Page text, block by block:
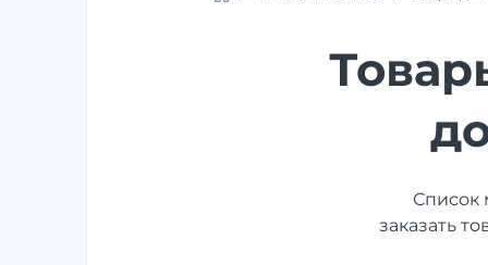
Список
заказать